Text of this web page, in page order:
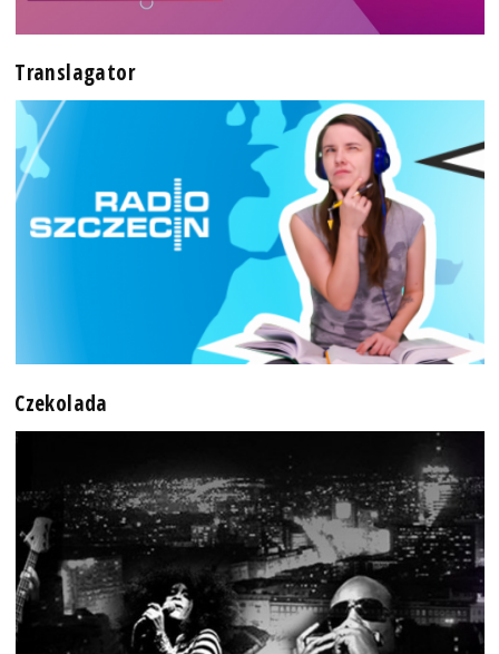
Translagator
Czekolada